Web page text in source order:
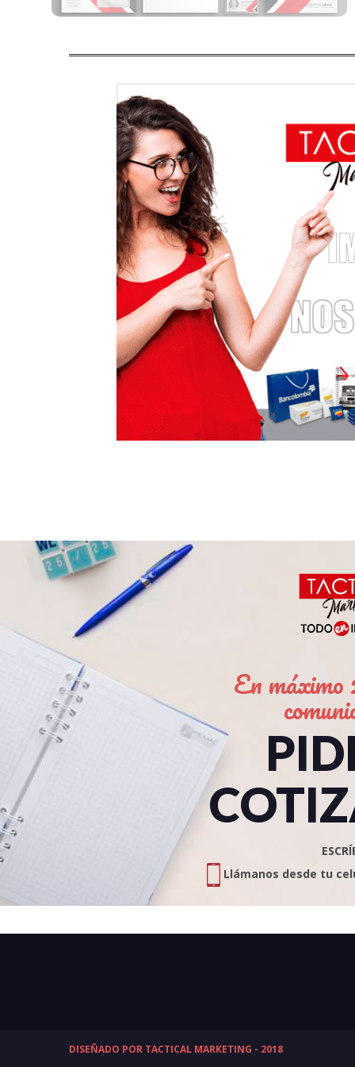
En máximo
Llámanos desde tu
DISEÑADO POR TACTICAL MARKETING - 2018